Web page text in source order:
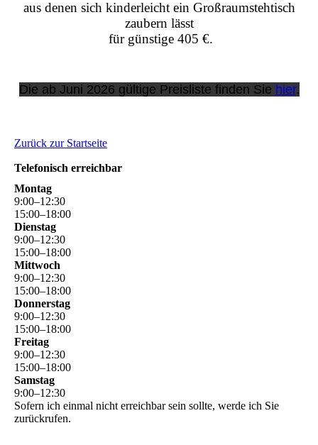
aus denen sich kinderleicht ein Großraumstehtisch
zaubern lässt
für günstige 405 €.
Die ab Juni 2026 gültige Preisliste finden Sie hier.
Zurück zur Startseite
Telefonisch erreichbar
Montag
9:00–12:30
15:00–18:00
Dienstag
9:00–12:30
15:00–18:00
Mittwoch
9:00–12:30
15:00–18:00
Donnerstag
9:00–12:30
15:00–18:00
Freitag
9:00–12:30
15:00–18:00
Samstag
9:00–12:30
Sofern ich einmal nicht erreichbar sein sollte, werde ich Sie
zurückrufen.